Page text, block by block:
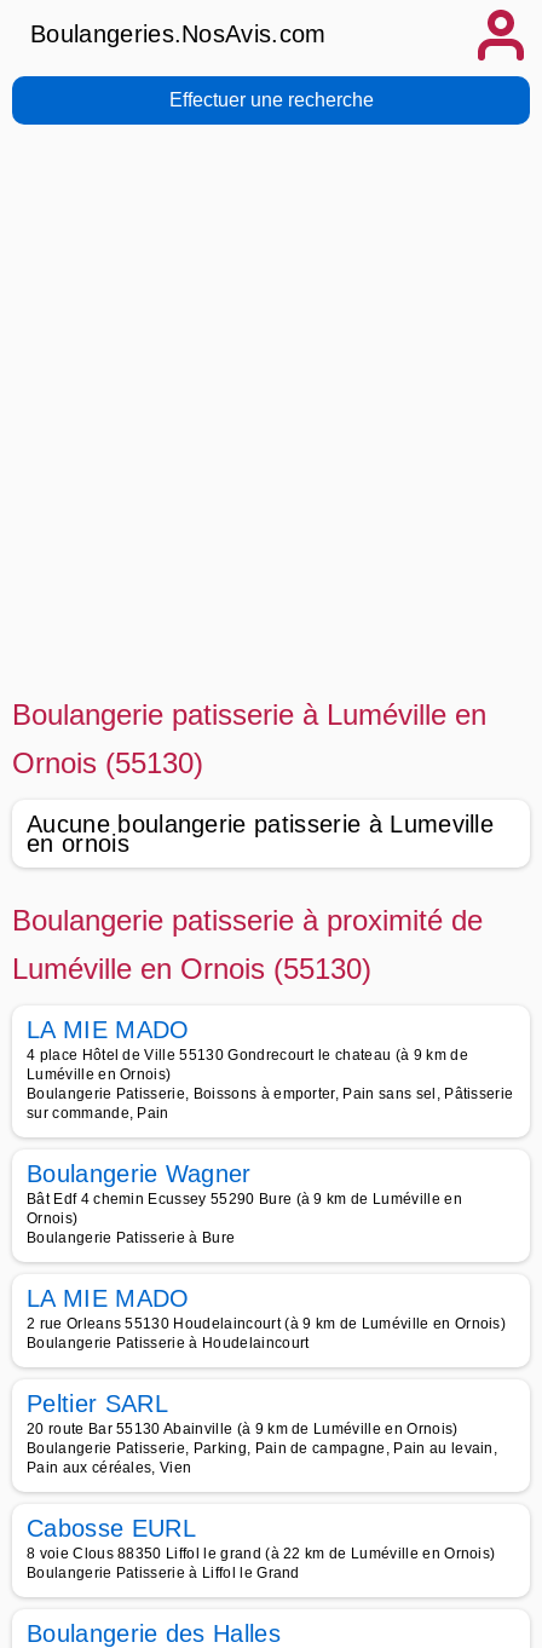
Boulangeries.NosAvis.com
Effectuer une recherche
Boulangerie patisserie à Luméville en
Ornois (55130)
Aucune boulangerie patisserie à Lumeville
en ornois
Boulangerie patisserie à proximité de
Luméville en Ornois (55130)
LA MIE MADO
4 place Hôtel de Ville 55130 Gondrecourt le chateau (à 9 km de
Luméville en Ornois)
Boulangerie Patisserie, Boissons à emporter, Pain sans sel, Pâtisserie
sur commande, Pain
Boulangerie Wagner
Bât Edf 4 chemin Ecussey 55290 Bure (à 9 km de Luméville en
Ornois)
Boulangerie Patisserie à Bure
LA MIE MADO
2 rue Orleans 55130 Houdelaincourt (à 9 km de Luméville en Ornois)
Boulangerie Patisserie à Houdelaincourt
Peltier SARL
20 route Bar 55130 Abainville (à 9 km de Luméville en Ornois)
Boulangerie Patisserie, Parking, Pain de campagne, Pain au levain,
Pain aux céréales, Vien
Cabosse EURL
8 voie Clous 88350 Liffol le grand (à 22 km de Luméville en Ornois)
Boulangerie Patisserie à Liffol le Grand
Boulangerie des Halles